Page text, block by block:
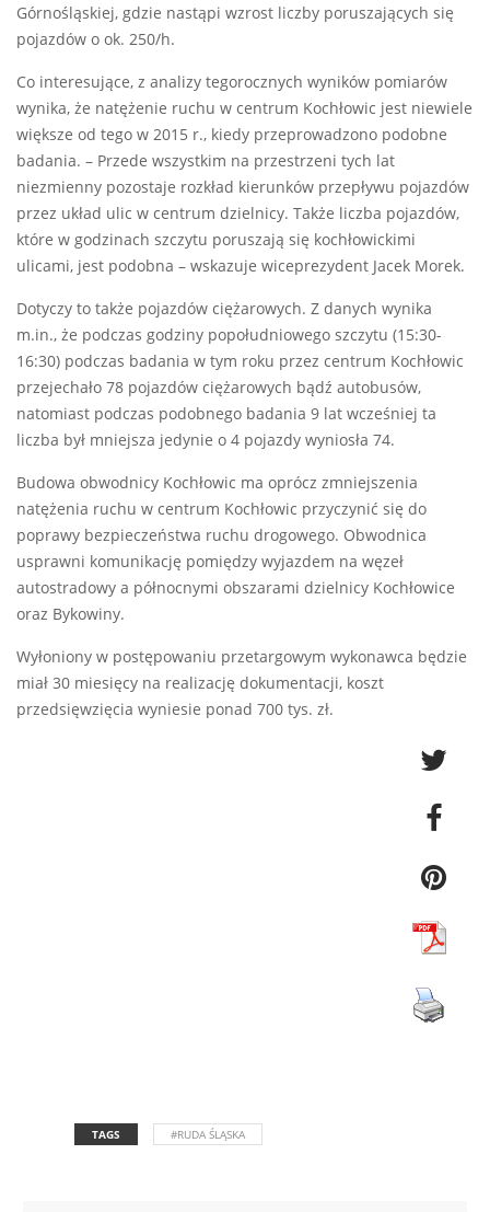
Górnośląskiej, gdzie nastąpi wzrost liczby poruszających się
pojazdów o ok. 250/h.
Co interesujące, z analizy tegorocznych wyników pomiarów
wynika, że natężenie ruchu w centrum Kochłowic jest niewiele
większe od tego w 2015 r., kiedy przeprowadzono podobne
badania. – Przede wszystkim na przestrzeni tych lat
niezmienny pozostaje rozkład kierunków przepływu pojazdów
przez układ ulic w centrum dzielnicy. Także liczba pojazdów,
które w godzinach szczytu poruszają się kochłowickimi
ulicami, jest podobna – wskazuje wiceprezydent Jacek Morek.
Dotyczy to także pojazdów ciężarowych. Z danych wynika
m.in., że podczas godziny popołudniowego szczytu (15:30-
16:30) podczas badania w tym roku przez centrum Kochłowic
przejechało 78 pojazdów ciężarowych bądź autobusów,
natomiast podczas podobnego badania 9 lat wcześniej ta
liczba był mniejsza jedynie o 4 pojazdy wyniosła 74.
Budowa obwodnicy Kochłowic ma oprócz zmniejszenia
natężenia ruchu w centrum Kochłowic przyczynić się do
poprawy bezpieczeństwa ruchu drogowego. Obwodnica
usprawni komunikację pomiędzy wyjazdem na węzeł
autostradowy a północnymi obszarami dzielnicy Kochłowice
oraz Bykowiny.
Wyłoniony w postępowaniu przetargowym wykonawca będzie
miał 30 miesięcy na realizację dokumentacji, koszt
przedsięwzięcia wyniesie ponad 700 tys. zł.
TAGS #RUDA ŚLĄSKA